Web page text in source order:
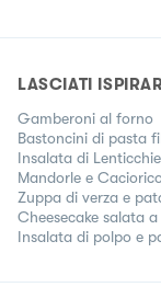
LASCIATI
Gamberoni al forno
Bastoncini di pasta
Insalata di
Mandorle e
Zuppa di verza e
Cheesecake salata
Insalata di polpo e